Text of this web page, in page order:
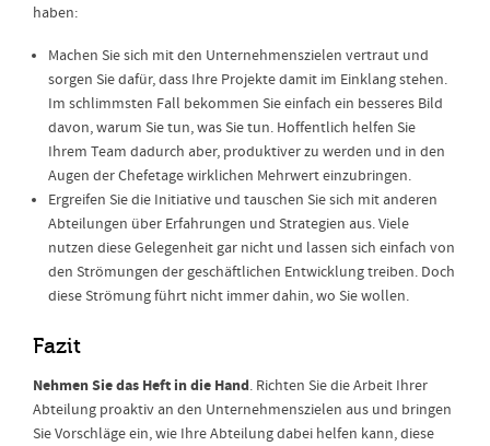
haben:
Machen Sie sich mit den Unternehmenszielen vertraut und
sorgen Sie dafür, dass Ihre Projekte damit im Einklang stehen.
Im schlimmsten Fall bekommen Sie einfach ein besseres Bild
davon, warum Sie tun, was Sie tun. Hoffentlich helfen Sie
Ihrem Team dadurch aber, produktiver zu werden und in den
Augen der Chefetage wirklichen Mehrwert einzubringen.
Ergreifen Sie die Initiative und tauschen Sie sich mit anderen
Abteilungen über Erfahrungen und Strategien aus. Viele
nutzen diese Gelegenheit gar nicht und lassen sich einfach von
den Strömungen der geschäftlichen Entwicklung treiben. Doch
diese Strömung führt nicht immer dahin, wo Sie wollen.
Fazit
Nehmen Sie das Heft in die Hand. Richten Sie die Arbeit Ihrer
Abteilung proaktiv an den Unternehmenszielen aus und bringen
Sie Vorschläge ein, wie Ihre Abteilung dabei helfen kann, diese